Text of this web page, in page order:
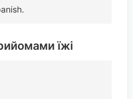
їжі